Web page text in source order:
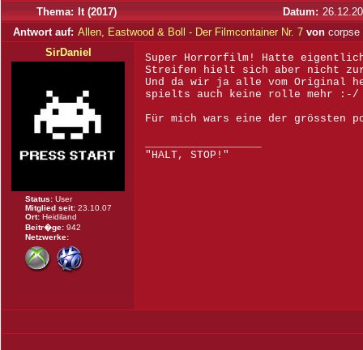
Thema: It (2017) Datum:
Antwort auf: Allen, Eastwood & Boll - Der Filmcontainer Nr. 7 von corpse
SirDaniel
Status: User
Mitglied seit: 23.10.07
Ort: Heidiland
Beitr�ge: 942
Netzwerke:
Super Horrorfilm! Hatte
Streifen hielt sich aber nicht
Und da wir ja alle vom Original
spielts auch keine rolle mehr :-/
Für mich wars eine der grössten
"HALT, STOP!"